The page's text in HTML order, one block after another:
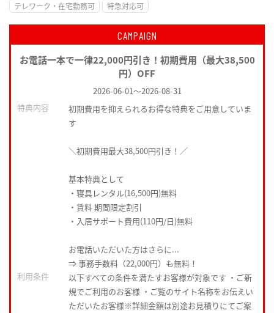
テレワーク・在宅勤務可
特急対応可
CAMPAIGN
お電話一本で一律22,000円引き！初期費用（最大38,500
円）OFF
2026-06-01～2026-08-31
特典内容
初期費用を抑えられるお得な特典をご用意していま
す
＼初期費用最大38,500円引き！／
基本特典として
・寝具レンタル(16,500円)無料
・賃料 期間限定割引
・入居サポート費用(110円/日)無料
お電話いただいた方はさらに...
⇒ 事務手数料（22,000円）も無料！
利用条件
以下すべての条件を満たすお客様が対象です ・ご新
規でご利用のお客様 ・ご覧のサイト名称をお伝えい
ただいたお客様※詳細金額は別途お見積りにてご案